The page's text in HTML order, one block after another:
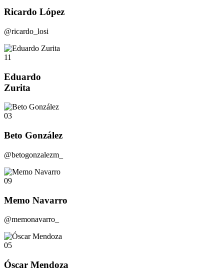
Ricardo López
@ricardo_losi
11
Eduardo
Zurita
03
Beto González
@betogonzalezm_
09
Memo Navarro
@memonavarro_
05
Óscar Mendoza